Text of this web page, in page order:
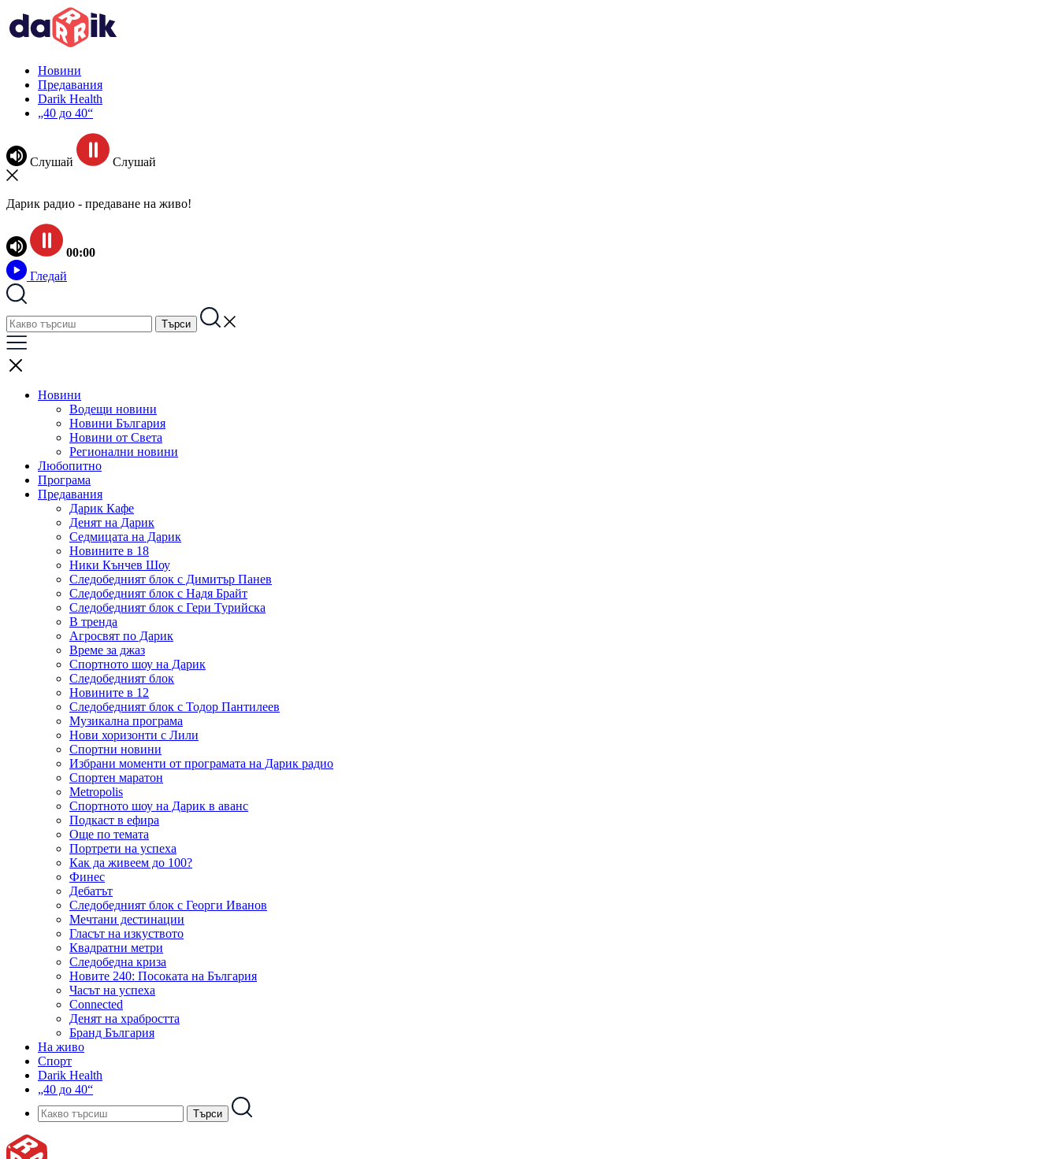
Новини
Предавания
Darik Health
„40 до 40“
Слушай Слушай
Дарик радио - предаване на живо!
00:00
Гледай
Новини
Водещи новини
Новини България
Новини от Света
Регионални новини
Любопитно
Програма
Предавания
Дарик Кафе
Денят на Дарик
Седмицата на Дарик
Новините в 18
Ники Кънчев Шоу
Следобедният блок с Димитър Панев
Следобедният блок с Надя Брайт
Следобедният блок с Гери Турийска
В тренда
Агросвят по Дарик
Време за джаз
Спортното шоу на Дарик
Следобедният блок
Новините в 12
Следобедният блок с Тодор Пантилеев
Музикална програма
Нови хоризонти с Лили
Спортни новини
Избрани моменти от програмата на Дарик радио
Спортен маратон
Metropolis
Спортното шоу на Дарик в аванс
Подкаст в ефира
Още по темата
Портрети на успеха
Как да живеем до 100?
Финес
Дебатът
Следобедният блок с Георги Иванов
Мечтани дестинации
Гласът на изкуството
Квадратни метри
Следобедна криза
Новите 240: Посоката на България
Часът на успеха
Connected
Денят на храбростта
Бранд България
На живо
Спорт
Darik Health
„40 до 40“